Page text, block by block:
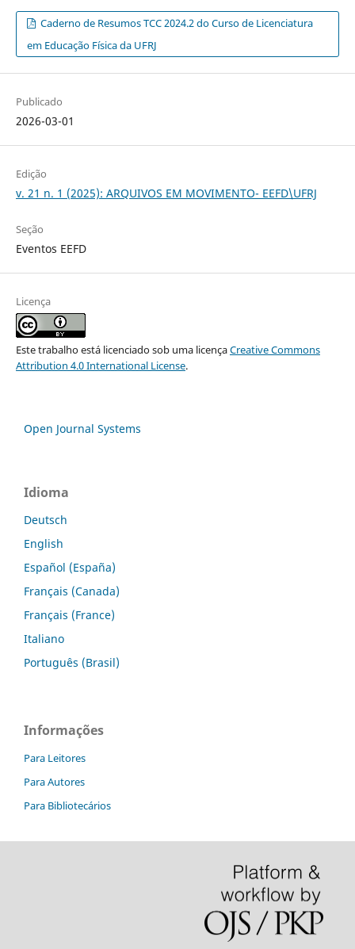
Caderno de Resumos TCC 2024.2 do Curso de Licenciatura
em Educação Física da UFRJ
Publicado
2026-03-01
Edição
v. 21 n. 1 (2025): ARQUIVOS EM MOVIMENTO- EEFD\UFRJ
Seção
Eventos EEFD
Licença
Este trabalho está licenciado sob uma licençaCreative Commons
Attribution 4.0 International License.
Open Journal Systems
Idioma
Deutsch
English
Español (España)
Français (Canada)
Français (France)
Italiano
Português (Brasil)
Informações
Para Leitores
Para Autores
Para Bibliotecários